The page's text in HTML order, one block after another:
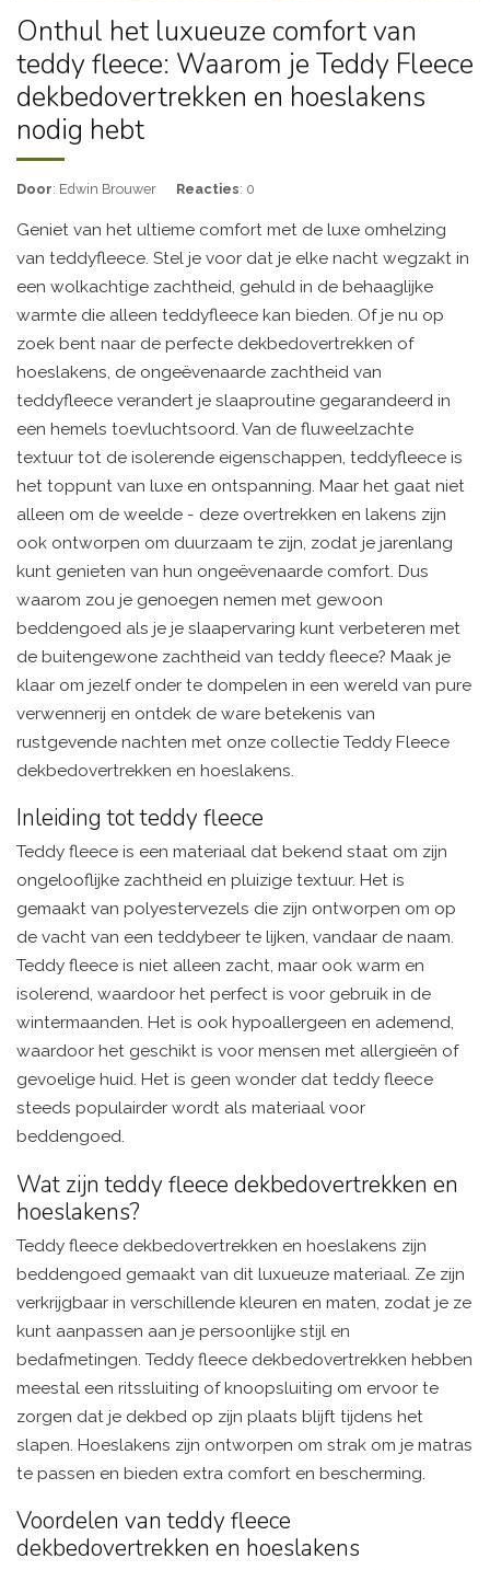
Onthul het luxueuze comfort van
teddy fleece: Waarom je Teddy Fleece
dekbedovertrekken en hoeslakens
nodig hebt
Door: Edwin Brouwer Reacties: 0
Geniet van het ultieme comfort met de luxe omhelzing
van teddyfleece. Stel je voor dat je elke nacht wegzakt in
een wolkachtige zachtheid, gehuld in de behaaglijke
warmte die alleen teddyfleece kan bieden. Of je nu op
zoek bent naar de perfecte dekbedovertrekken of
hoeslakens, de ongeëvenaarde zachtheid van
teddyfleece verandert je slaaproutine gegarandeerd in
een hemels toevluchtsoord. Van de fluweelzachte
textuur tot de isolerende eigenschappen, teddyfleece is
het toppunt van luxe en ontspanning. Maar het gaat niet
alleen om de weelde - deze overtrekken en lakens zijn
ook ontworpen om duurzaam te zijn, zodat je jarenlang
kunt genieten van hun ongeëvenaarde comfort. Dus
waarom zou je genoegen nemen met gewoon
beddengoed als je je slaapervaring kunt verbeteren met
de buitengewone zachtheid van teddy fleece? Maak je
klaar om jezelf onder te dompelen in een wereld van pure
verwennerij en ontdek de ware betekenis van
rustgevende nachten met onze collectie Teddy Fleece
dekbedovertrekken en hoeslakens.
Inleiding tot teddy fleece
Teddy fleece is een materiaal dat bekend staat om zijn
ongelooflijke zachtheid en pluizige textuur. Het is
gemaakt van polyestervezels die zijn ontworpen om op
de vacht van een teddybeer te lijken, vandaar de naam.
Teddy fleece is niet alleen zacht, maar ook warm en
isolerend, waardoor het perfect is voor gebruik in de
wintermaanden. Het is ook hypoallergeen en ademend,
waardoor het geschikt is voor mensen met allergieën of
gevoelige huid. Het is geen wonder dat teddy fleece
steeds populairder wordt als materiaal voor
beddengoed.
Wat zijn teddy fleece dekbedovertrekken en
hoeslakens?
Teddy fleece dekbedovertrekken en hoeslakens zijn
beddengoed gemaakt van dit luxueuze materiaal. Ze zijn
verkrijgbaar in verschillende kleuren en maten, zodat je ze
kunt aanpassen aan je persoonlijke stijl en
bedafmetingen. Teddy fleece dekbedovertrekken hebben
meestal een ritssluiting of knoopsluiting om ervoor te
zorgen dat je dekbed op zijn plaats blijft tijdens het
slapen. Hoeslakens zijn ontworpen om strak om je matras
te passen en bieden extra comfort en bescherming.
Voordelen van teddy fleece
dekbedovertrekken en hoeslakens